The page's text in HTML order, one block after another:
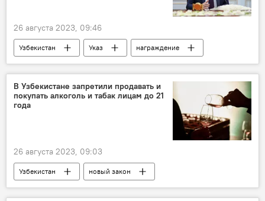
26 августа 2023, 09:46
Узбекистан Указ
награждение
Президент
президент Узбекистана
Шавкат Мирзиёев
орден "Дустлик"
В Узбекистане запретили продавать и
покупать алкоголь и табак лицам до 21
года
26 августа 2023, 09:03
Узбекистан
новый закон
мнение эксперта
алкоголь